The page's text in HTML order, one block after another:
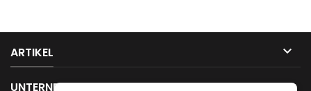
ARTIKEL 
UNTERNEHMEN 